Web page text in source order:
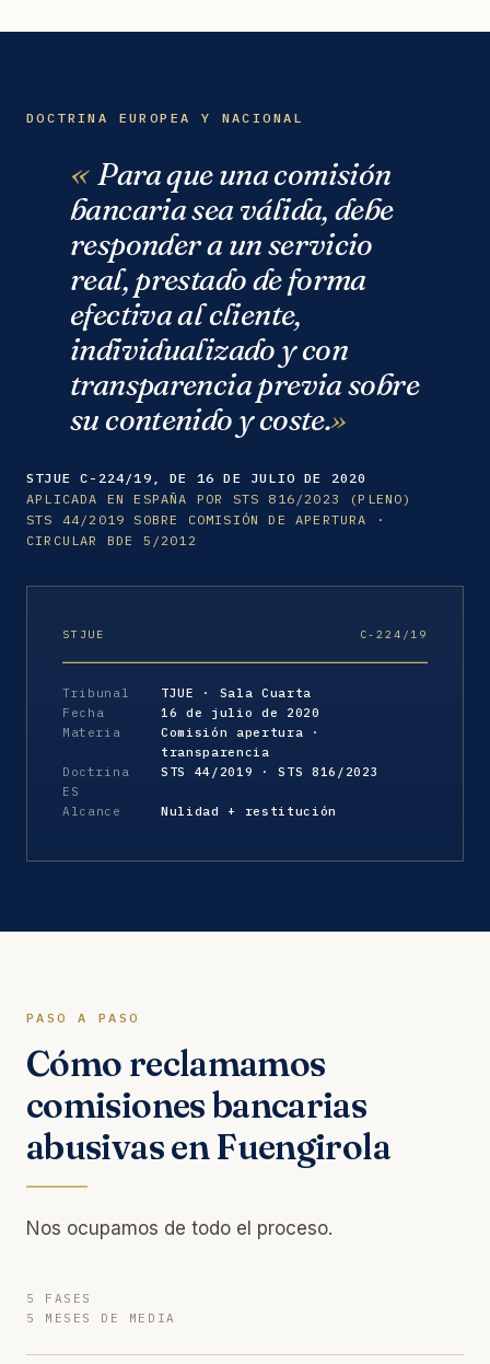
DOCTRINA EUROPEA Y NACIONAL
Para que una comisión
bancaria sea válida, debe
responder a un servicio
real, prestado de forma
efectiva al cliente,
individualizado y con
transparencia previa sobre
su contenido y coste.
STJUE C-224/19, DE 16 DE JULIO DE 2020
APLICADA EN ESPAÑA POR STS 816/2023 (PLENO)
STS 44/2019 SOBRE COMISIÓN DE APERTURA ·
CIRCULAR BDE 5/2012
STJUE C-224/19
Tribunal
TJUE · Sala Cuarta
Fecha
16 de julio de 2020
Materia
Comisión apertura ·
transparencia
Doctrina
ES
STS 44/2019 · STS 816/2023
Alcance Nulidad + restitución
PASO A PASO
Cómo reclamamos
comisiones bancarias
abusivas en Fuengirola
Nos ocupamos de todo el proceso.
5 FASES
5 MESES DE MEDIA